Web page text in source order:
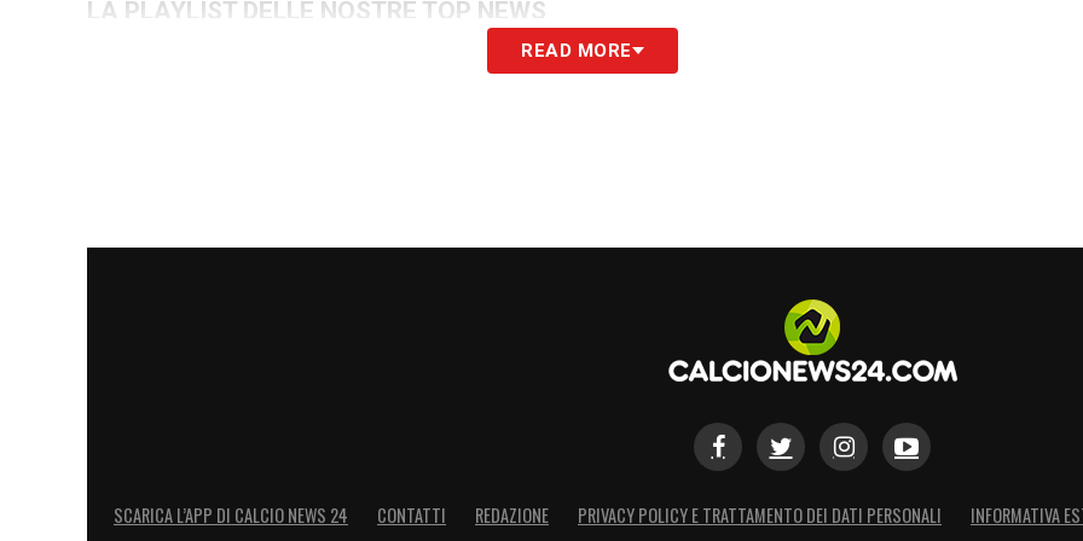
LA PLAYLIST DELLE NOSTRE TOP NEWS
READ MORE
SCARICA L’APP DI CALCIO NEWS 24 CONTATTI REDAZIONE PRIVACY POLICY E TRATTAMENTO DEI DATI PERSONALI INFORMATIVA